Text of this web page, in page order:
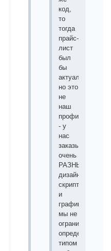
код,
то
тогда
прайс-
лист
был
бы
актуален,
но это
не
наш
профиль
- у
нас
заказывают
очень
РАЗНЫЕ
дизайны,
скрипты
и
графику,
мы не
ограничены
определенным
типом